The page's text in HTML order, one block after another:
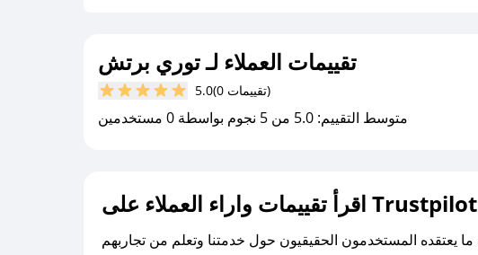
تقييمات العملاء لـ توري برتش
5.0 (0 تقييمات)
متوسط التقييم: 5.0 من 5 نجوم بواسطة 0 مستخدمين
اقرأ تقييمات واراء العملاء على Trustpilot